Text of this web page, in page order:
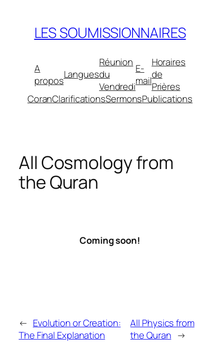
contenuLES SOUMISSIONNAIRES
A
proposLangues
Réunion
du
Vendredi
E-
mail
Horaires
de
Prières
CoranClarificationsSermonsPublications
All Cosmology from
the Quran
Coming soon!
← Evolution or Creation:
The Final Explanation
All Physics from
the Quran →